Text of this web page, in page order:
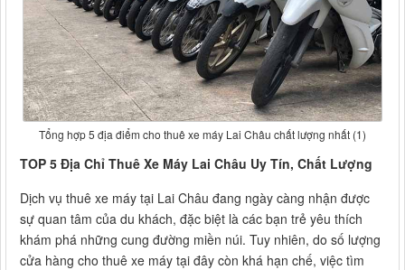
Tổng hợp 5 địa điểm cho thuê xe máy Lai Châu chất lượng nhất (1)
TOP 5 Địa Chỉ Thuê Xe Máy Lai Châu Uy Tín, Chất Lượng
Dịch vụ thuê xe máy tại Lai Châu đang ngày càng nhận được
sự quan tâm của du khách, đặc biệt là các bạn trẻ yêu thích
khám phá những cung đường miền núi. Tuy nhiên, do số lượng
cửa hàng cho thuê xe máy tại đây còn khá hạn chế, việc tìm